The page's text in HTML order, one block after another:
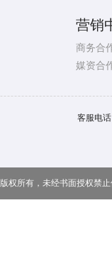
营销
商务合
媒资合
客服电
版权所有，未经书面授权